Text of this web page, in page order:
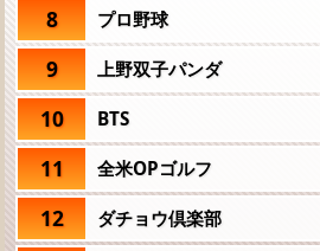
8 プロ野球
9 上野双子パンダ
10 BTS
11 全米OPゴルフ
12 ダチョウ倶楽部